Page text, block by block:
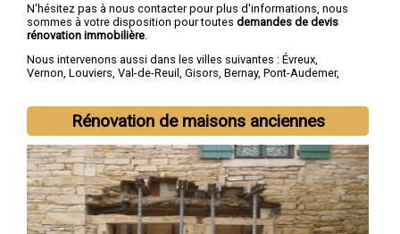
N'hésitez pas à nous contacter pour plus d'informations, nous
sommes à votre disposition pour toutes demandes de devis
rénovation immobilière
Nous intervenons aussi dans les villes suivantes : Évreux,
Vernon, Louviers, Val-de-Reuil , Gisors, Bernay, Pont-Audemer,
Rénovation de maisons anciennes